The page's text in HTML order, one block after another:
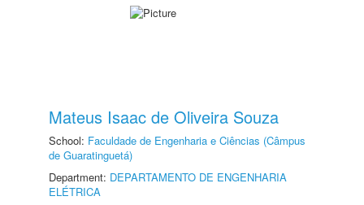
Mateus Isaac de Oliveira Souza
School: Faculdade de Engenharia e Ciências (Câmpus
de Guaratinguetá)
Department: DEPARTAMENTO DE ENGENHARIA
ELÉTRICA